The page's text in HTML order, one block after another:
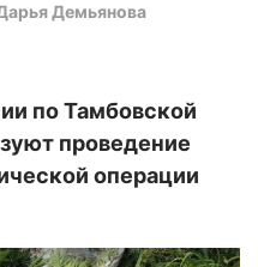
Демьянова
по Тамбовской
проведение
операции